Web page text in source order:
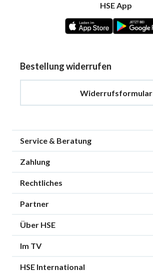
HSE App
Bestellung widerrufen
Widerrufsformular
Service & Beratung
Zahlung
Rechtliches
Partner
Über HSE
Im TV
HSE International